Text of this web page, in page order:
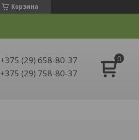
Корзина
+375 (29) 658-80-37
+375 (29) 758-80-37